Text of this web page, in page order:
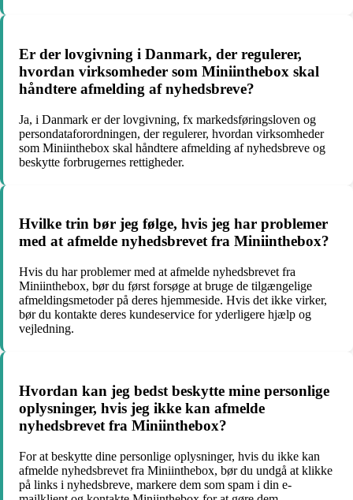
Er der lovgivning i Danmark, der regulerer,
hvordan virksomheder som Miniinthebox skal
håndtere afmelding af nyhedsbreve?
Ja, i Danmark er der lovgivning, fx markedsføringsloven og
persondataforordningen, der regulerer, hvordan virksomheder
som Miniinthebox skal håndtere afmelding af nyhedsbreve og
beskytte forbrugernes rettigheder.
Hvilke trin bør jeg følge, hvis jeg har problemer
med at afmelde nyhedsbrevet fra Miniinthebox?
Hvis du har problemer med at afmelde nyhedsbrevet fra
Miniinthebox, bør du først forsøge at bruge de tilgængelige
afmeldingsmetoder på deres hjemmeside. Hvis det ikke virker,
bør du kontakte deres kundeservice for yderligere hjælp og
vejledning.
Hvordan kan jeg bedst beskytte mine personlige
oplysninger, hvis jeg ikke kan afmelde
nyhedsbrevet fra Miniinthebox?
For at beskytte dine personlige oplysninger, hvis du ikke kan
afmelde nyhedsbrevet fra Miniinthebox, bør du undgå at klikke
på links i nyhedsbreve, markere dem som spam i din e-